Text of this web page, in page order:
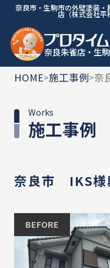
奈良市・生駒市の外壁塗装
店（株式会社
奈良朱雀店・生
HOME>施工事例>
施工事例
Works
奈良市 IKS
BEFORE